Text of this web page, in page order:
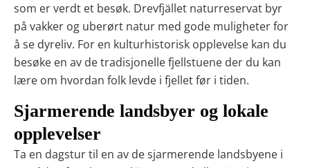
som er verdt et besøk. Drevfjället naturreservat byr
på vakker og uberørt natur med gode muligheter for
å se dyreliv. For en kulturhistorisk opplevelse kan du
besøke en av de tradisjonelle fjellstuene der du kan
lære om hvordan folk levde i fjellet før i tiden.
Sjarmerende landsbyer og lokale
opplevelser
Ta en dagstur til en av de sjarmerende landsbyene i